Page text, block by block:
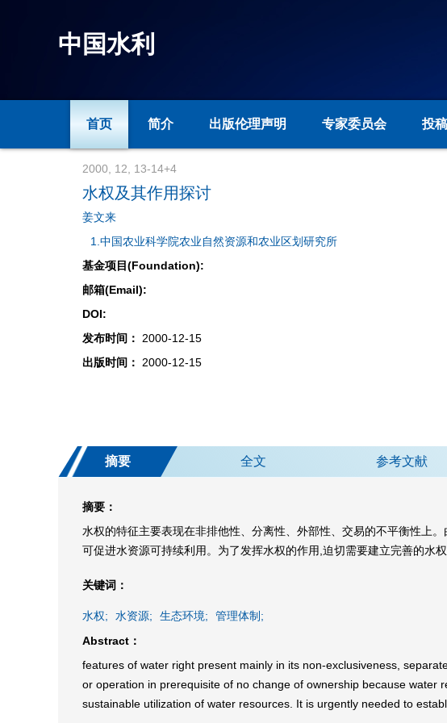
中国水利
首页 简介 出版伦理声明 专家委员会 投稿
2000, 12, 13-14+4
水权及其作用探讨
姜文来
1.中国农业科学院农业自然资源和农业区划研究所
基金项目(Foundation):
邮箱(Email):
DOI:
发布时间：
2000-12-15
出版时间：
2000-12-15
摘要 全文 参考文献
摘要：
水权的特征主要表现在非排他性、分离性、外部性、交易的不平衡性上
可促进水资源可持续利用。为了发挥水权的作用,迫切需要建立完善的水权
关键词：
水权; 水资源; 生态环境;
管理体制;
Abstract：
features of water right present mainly in its non-exclusiveness,
or operation in prerequisite of no change of ownership because
sustainable utilization of water resources. It is urgently needed to